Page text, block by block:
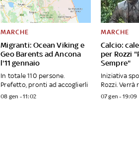
Migranti: Ocean Viking e
Geo Barents ad Ancona
l'11 gennaio
MARCHE
In totale 110 persone.
Prefetto, pronti ad accoglierli
08 gen - 11:02
Calcio:
per Rozzi
Sempre"
MARCHE
Iniziativa
Rozzi.
07 gen - 19:09